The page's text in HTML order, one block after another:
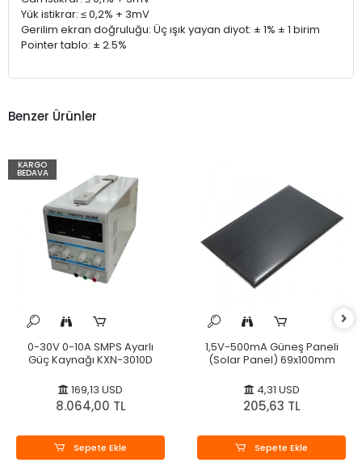
Yük istikrar: ≤ 0,2% + 3mV
Gerilim ekran doğruluğu: Üç ışık yayan diyot: ± 1% ± 1 birim
Pointer tablo: ± 2.5%
Benzer Ürünler
KARGO
BEDAVA
0-30V 0-10A SMPS Ayarlı
Güç Kaynağı KXN-3010D
169,13 USD
8.064,00 TL
Sepete Ekle
1,5V-500mA Güneş Paneli
(Solar Panel) 69x100mm
4,31 USD
205,63 TL
Sepete Ekle